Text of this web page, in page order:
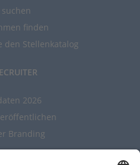
suchen
finden
den Stellenkatalog
2026
Branding